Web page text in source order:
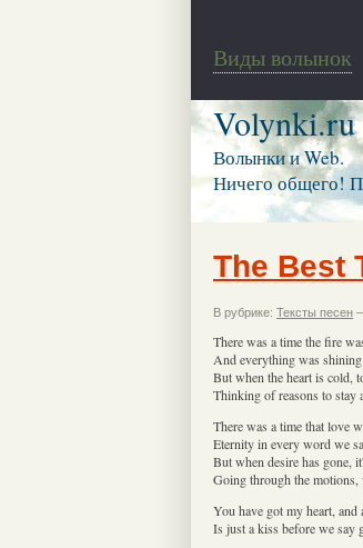
Виды волынок
Volynki.ru
Волынки и Web.
Ничего общего!
The Best
В рубрике: Тексты песен
There was a time the fire
And everything was
But when the heart is cold,
Thinking of reasons to stay
There was a time that love
Eternity in every word we
But when desire has gone,
Going through the motions,
You have got my heart,
Is just a kiss before we say